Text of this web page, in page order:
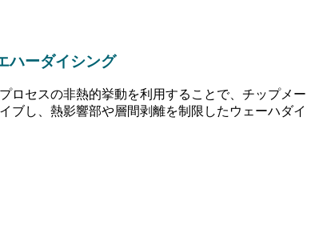
ハーダイシング
ロセスの非熱的挙動を利用することで、チップメー
ブし、熱影響部や層間剥離を制限したウェーハダイ